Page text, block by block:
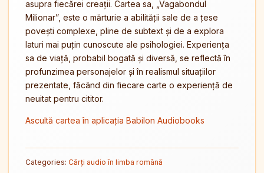
asupra fiecărei creații. Cartea sa, „Vagabondul
Milionar”, este o mărturie a abilității sale de a țese
povești complexe, pline de subtext și de a explora
laturi mai puțin cunoscute ale psihologiei. Experiența
sa de viață, probabil bogată și diversă, se reflectă în
profunzimea personajelor și în realismul situațiilor
prezentate, făcând din fiecare carte o experiență de
neuitat pentru cititor.
Ascultă cartea în aplicația Babilon Audiobooks
Categories: Cărți audio în limba română